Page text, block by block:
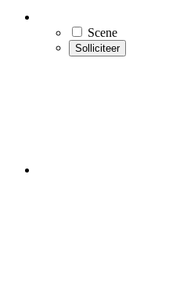
Scene
Solliciteer